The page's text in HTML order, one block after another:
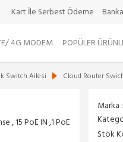
Kart İle Serbest Ödeme
4G MODEM POPÜLER
Switch Ailesi Cloud Router
, 15 PoE IN ,1 PoE
Marka :
Stok